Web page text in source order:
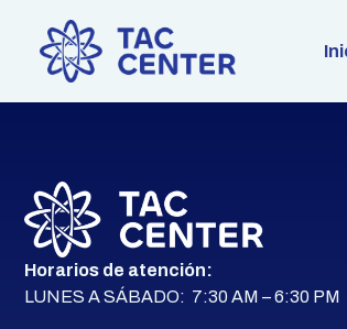
Horarios de atención:
LUNES A SÁBADO: 7:30 AM – 6:30 PM